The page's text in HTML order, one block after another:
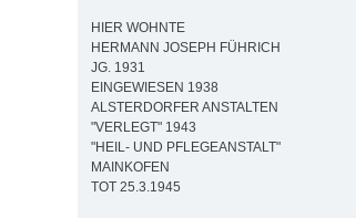
HIER WOHNTE
HERMANN JOSEPH FÜHRICH
JG. 1931
EINGEWIESEN 1938
ALSTERDORFER ANSTALTEN
"VERLEGT" 1943
"HEIL- UND PFLEGEANSTALT"
MAINKOFEN
TOT 25.3.1945